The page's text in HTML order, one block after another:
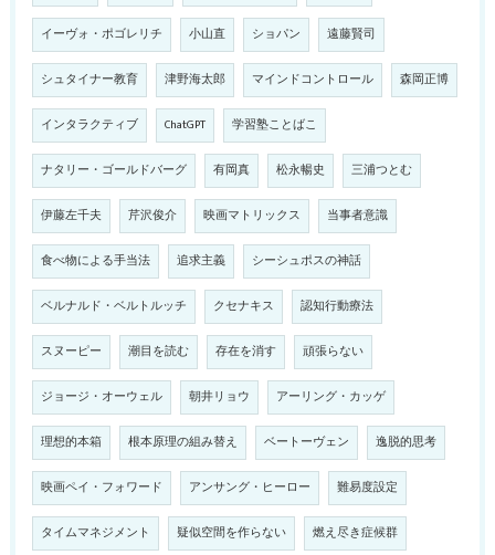
イーヴォ・ポゴレリチ 小山直 ショパン 遠藤賢司
シュタイナー教育 津野海太郎 マインドコントロール 森岡正博
インタラクティブ ChatGPT 学習塾ことばこ
ナタリー・ゴールドバーグ 有岡真 松永暢史 三浦つとむ
伊藤左千夫 芹沢俊介 映画マトリックス 当事者意識
食べ物による手当法 追求主義 シーシュポスの神話
ベルナルド・ベルトルッチ クセナキス 認知行動療法
スヌーピー 潮目を読む 存在を消す 頑張らない
ジョージ・オーウェル 朝井リョウ アーリング・カッゲ
理想的本箱 根本原理の組み替え ベートーヴェン 逸脱的思考
映画ペイ・フォワード アンサング・ヒーロー 難易度設定
タイムマネジメント 疑似空間を作らない 燃え尽き症候群